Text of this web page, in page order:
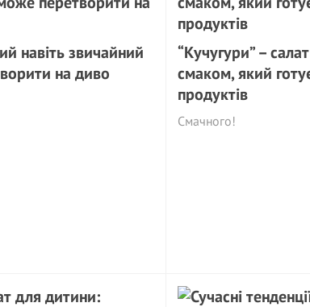
навіть звичайний
на диво
“Кучугури” –
смаком, який
продуктів
Cмачного!